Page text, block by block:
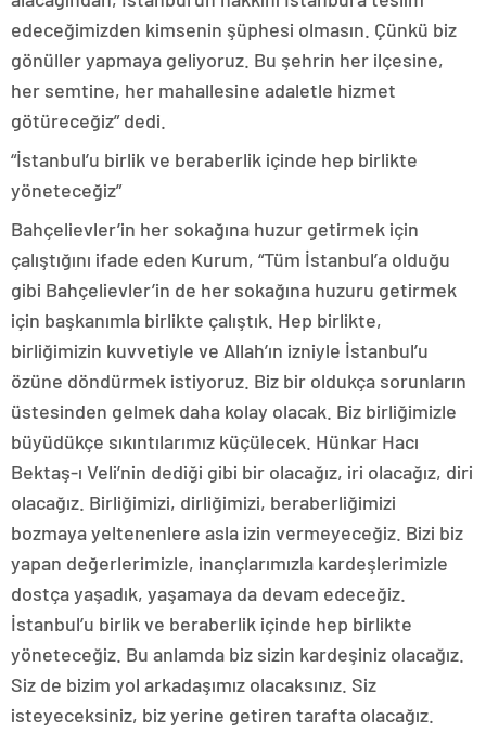
edeceğimizden kimsenin şüphesi olmasın. Çünkü biz
gönüller yapmaya geliyoruz. Bu şehrin her ilçesine,
her semtine, her mahallesine adaletle hizmet
götüreceğiz” dedi.
“İstanbul’u birlik ve beraberlik içinde hep birlikte
yöneteceğiz”
Bahçelievler’in her sokağına huzur getirmek için
çalıştığını ifade eden Kurum, “Tüm İstanbul’a olduğu
gibi Bahçelievler’in de her sokağına huzuru getirmek
için başkanımla birlikte çalıştık. Hep birlikte,
birliğimizin kuvvetiyle ve Allah’ın izniyle İstanbul’u
özüne döndürmek istiyoruz. Biz bir oldukça sorunların
üstesinden gelmek daha kolay olacak. Biz birliğimizle
büyüdükçe sıkıntılarımız küçülecek. Hünkar Hacı
Bektaş-ı Veli’nin dediği gibi bir olacağız, iri olacağız, diri
olacağız. Birliğimizi, dirliğimizi, beraberliğimizi
bozmaya yeltenenlere asla izin vermeyeceğiz. Bizi biz
yapan değerlerimizle, inançlarımızla kardeşlerimizle
dostça yaşadık, yaşamaya da devam edeceğiz.
İstanbul’u birlik ve beraberlik içinde hep birlikte
yöneteceğiz. Bu anlamda biz sizin kardeşiniz olacağız.
Siz de bizim yol arkadaşımız olacaksınız. Siz
isteyeceksiniz, biz yerine getiren tarafta olacağız.